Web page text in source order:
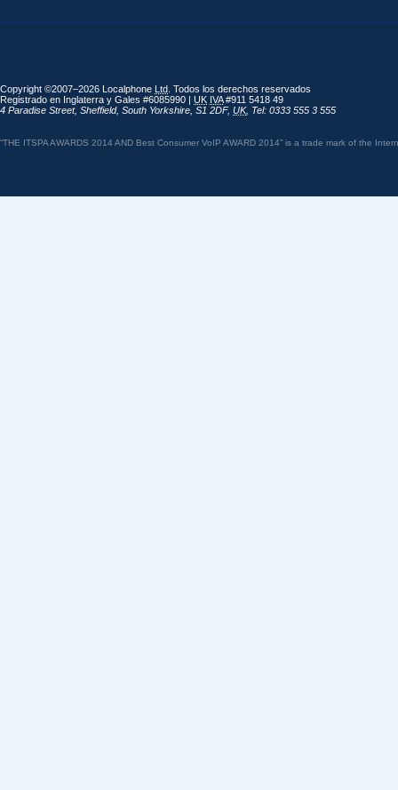
Copyright ©2007–2026 Localphone Ltd . Todos los derechos reservados
Registrado en Inglaterra y Gales #6085990 | UK IVA#911 5418 49
4 Paradise Street, Sheffield, South Yorkshire S1 2DF, UK, Tel: 0333 555 3 555
“THE ITSPA AWARDS 2014 AND Best Consumer VoIP AWARD 2014” is a trade mark of the